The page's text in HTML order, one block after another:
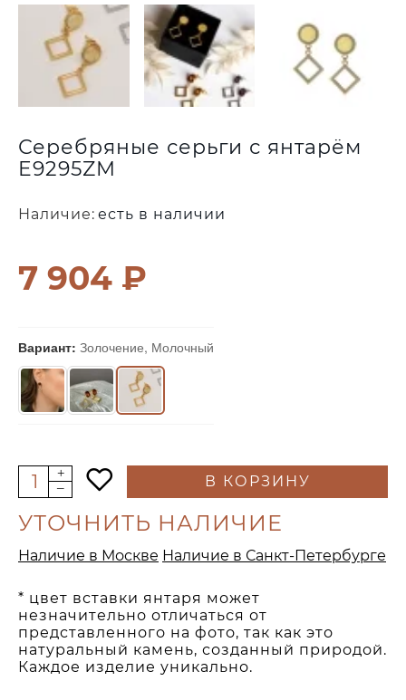
Серебряные серьги с янтарём
E9295ZM
7 904 ₽
Вариант: Золочение, Молочный
Наличие: есть в наличии
В КОРЗИНУ
* цвет вставки янтаря может
незначительно отличаться от
представленного на фото, так как это
натуральный камень, созданный природой.
Каждое изделие уникально.
УТОЧНИТЬ НАЛИЧИЕ
Наличие в Москве Наличие в Санкт-Петербурге